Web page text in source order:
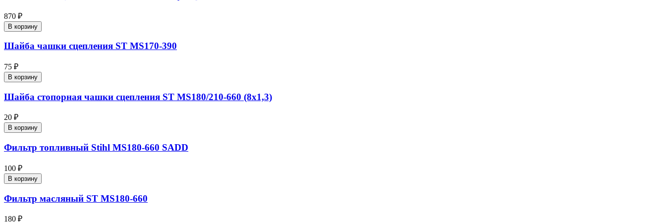
870 ₽
В корзину
Шайба чашки сцепления ST MS170-390
75 ₽
В корзину
Шайба стопорная чашки сцепления ST MS180/210-660 (8х1,3)
20 ₽
В корзину
Фильтр топливный Stihl MS180-660 SADD
100 ₽
В корзину
Фильтр масляный ST MS180-660
180 ₽